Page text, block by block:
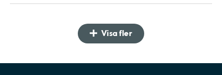
Visa fler